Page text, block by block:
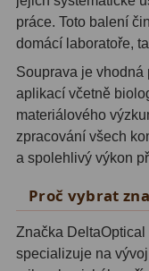
Iné27
Zrkadielka a hranoly61
Diagonálne
Diagonálne hranoly7
Amici hranoly 45°11
Amici hranoly 90°7
práce. Toto balení
domácí laboratoře,
Souprava je vhodná
aplikací včetně
materiálového
zpracování všech
a spolehlivý výkon
Proč vybrat
Značka
specializuje na